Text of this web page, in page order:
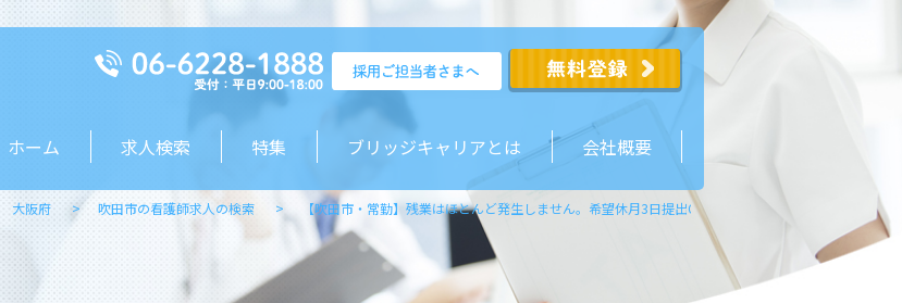
ホーム 求人検索 特集 ブリッジキャリアとは 会社概要
大阪府 吹田市の看護師求人の検索 【吹田市・常勤】残業はほとんど発生しません。希望休月3日提出OK。駅徒歩5分の綺麗で快適な介